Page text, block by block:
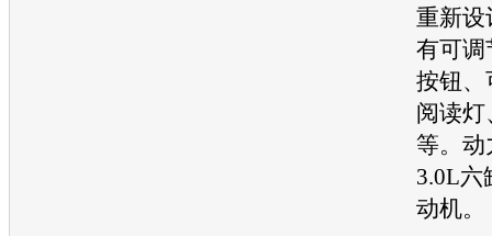
重新设
有可调
按钮、
阅读
等。动
3.0L六
动机。